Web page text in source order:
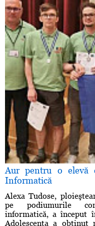
Aur pentru o elevă
Informatică
Alexa Tudose,
pe podiumurile
informatică, a început
Adolescenta a obţinut